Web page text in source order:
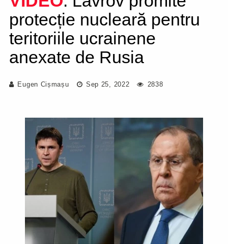
protecție nucleară pentru
teritoriile ucrainene
anexate de Rusia
Eugen Cișmașu Sep 25, 2022 2838